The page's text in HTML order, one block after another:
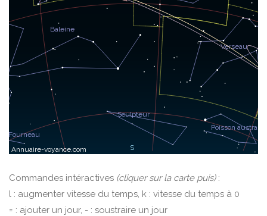
Commandes intéractives (cliquer sur la carte puis):
l : augmenter vitesse du temps, k : vitesse du temps à 0
= : ajouter un jour, - : soustraire un jour